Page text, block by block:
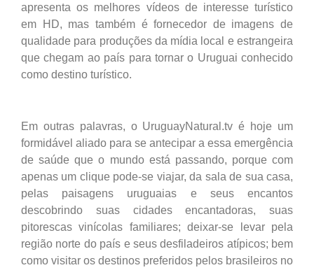
apresenta os melhores vídeos de interesse turístico
em HD, mas também é fornecedor de imagens de
qualidade para produções da mídia local e estrangeira
que chegam ao país para tornar o Uruguai conhecido
como destino turístico.
Em outras palavras, o UruguayNatural.tv é hoje um
formidável aliado para se antecipar a essa emergência
de saúde que o mundo está passando, porque com
apenas um clique pode-se viajar, da sala de sua casa,
pelas paisagens uruguaias e seus encantos
descobrindo suas cidades encantadoras, suas
pitorescas vinícolas familiares; deixar-se levar pela
região norte do país e seus desfiladeiros atípicos; bem
como visitar os destinos preferidos pelos brasileiros no